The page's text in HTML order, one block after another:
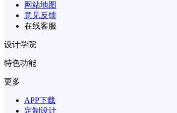
网站地图
意见反馈
在线客服
设计学院
特色功能
更多
APP下载
定制设计